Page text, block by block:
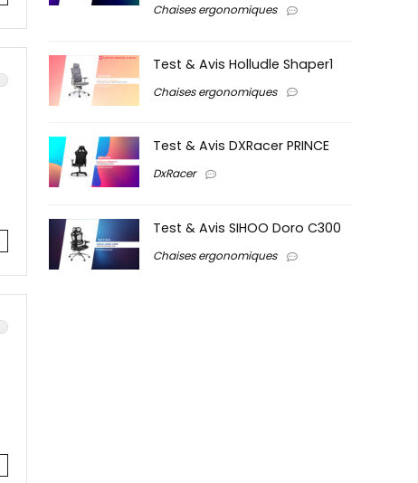
Chaises ergonomiques
Test & Avis Holludle Shaper1
Chaises ergonomiques
Test & Avis DXRacer PRINCE
DxRacer
Test & Avis SIHOO Doro C300
Chaises ergonomiques